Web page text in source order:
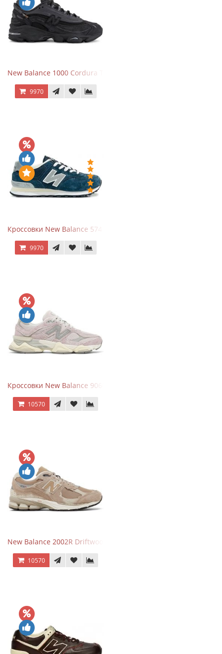
New Balance 1000 Cordura Trainers Black Cement
9970
Кроссовки New Balance 574 Navy Grey
9970
Кроссовки New Balance 9060 December Sky
10570
New Balance 2002R Driftwood Sea Salt бежевые
10570